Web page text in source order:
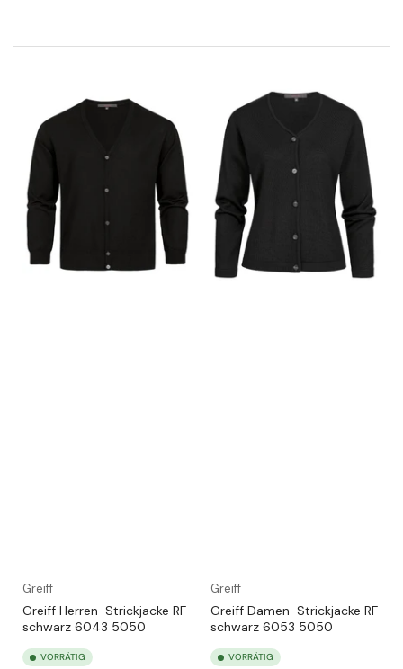
Greiff
Greiff Herren-Strickjacke RF
schwarz 6043 5050
VORRÄTIG
Greiff
Greiff Damen-Strickjacke RF
schwarz 6053 5050
VORRÄTIG